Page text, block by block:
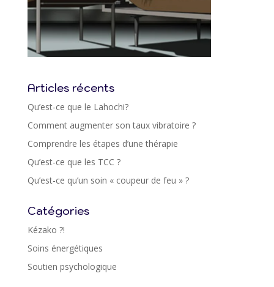
Articles récents
Qu’est-ce que le Lahochi?
Comment augmenter son taux vibratoire ?
Comprendre les étapes d’une thérapie
Qu’est-ce que les TCC ?
Qu’est-ce qu’un soin « coupeur de feu » ?
Catégories
Kézako ?!
Soins énergétiques
Soutien psychologique